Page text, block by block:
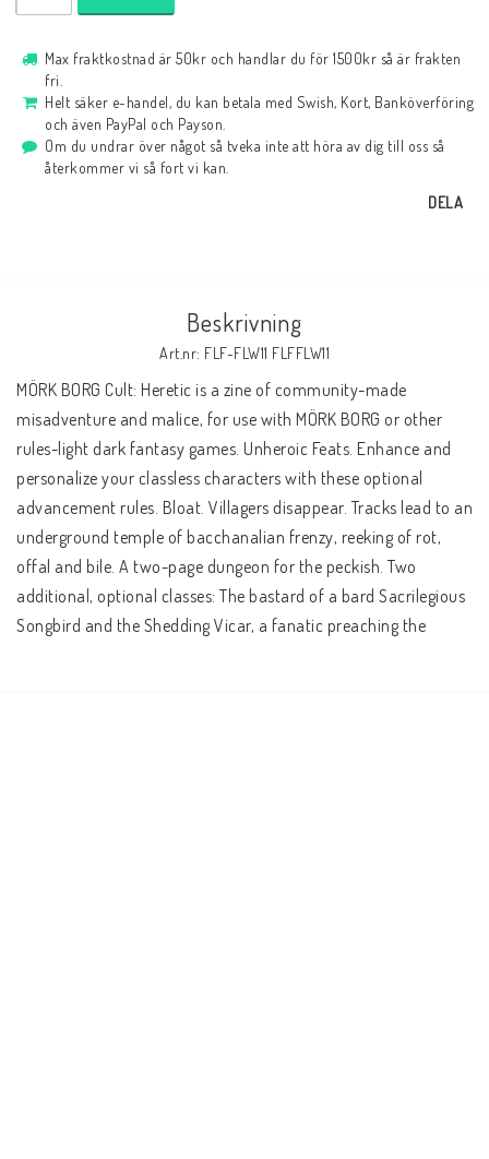
Max fraktkostnad är 50kr och handlar du för 1500kr så är frakten
fri.
Helt säker e-handel, du kan betala med Swish, Kort, Banköverföring
och även PayPal och Payson.
Om du undrar över något så tveka inte att höra av dig till oss så
återkommer vi så fort vi kan.
DELA
Beskrivning
Art.nr: FLF-FLW11 FLFFLW11
MÖRK BORG Cult: Heretic is a zine of community-made
misadventure and malice, for use with MÖRK BORG or other
rules-light dark fantasy games. Unheroic Feats. Enhance and
personalize your classless characters with these optional
advancement rules. Bloat. Villagers disappear. Tracks lead to an
underground temple of bacchanalian frenzy, reeking of rot,
offal and bile. A two-page dungeon for the peckish. Two
additional, optional classes: The bastard of a bard Sacrilegious
Songbird and the Shedding Vicar, a fanatic preaching the